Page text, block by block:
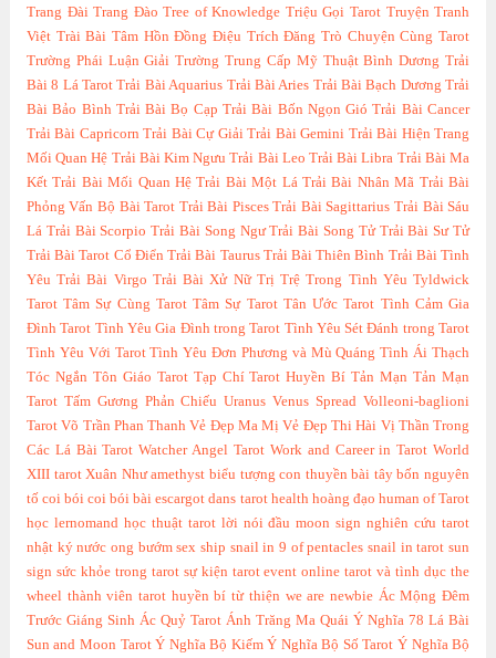
Trang Đài Trang Đào Tree of Knowledge Triệu Gọi Tarot Truyện Tranh
Việt Trài Bài Tâm Hồn Đồng Điệu Trích Đăng Trò Chuyện Cùng Tarot
Trường Phái Luận Giải Trường Trung Cấp Mỹ Thuật Bình Dương Trải
Bài 8 Lá Tarot Trải Bài Aquarius Trải Bài Aries Trải Bài Bạch Dương Trải
Bài Bảo Bình Trải Bài Bọ Cạp Trải Bài Bốn Ngọn Gió Trải Bài Cancer
Trải Bài Capricorn Trải Bài Cự Giải Trải Bài Gemini Trải Bài Hiện Trang
Mối Quan Hệ Trải Bài Kim Ngưu Trải Bài Leo Trải Bài Libra Trải Bài Ma
Kết Trải Bài Mối Quan Hệ Trải Bài Một Lá Trải Bài Nhân Mã Trải Bài
Phỏng Vấn Bộ Bài Tarot Trải Bài Pisces Trải Bài Sagittarius Trải Bài Sáu
Lá Trải Bài Scorpio Trải Bài Song Ngư Trải Bài Song Tử Trải Bài Sư Tử
Trải Bài Tarot Cổ Điển Trải Bài Taurus Trải Bài Thiên Bình Trải Bài Tình
Yêu Trải Bài Virgo Trải Bài Xử Nữ Trị Trệ Trong Tình Yêu Tyldwick
Tarot Tâm Sự Cùng Tarot Tâm Sự Tarot Tân Ước Tarot Tình Cảm Gia
Đình Tarot Tình Yêu Gia Đình trong Tarot Tình Yêu Sét Đánh trong Tarot
Tình Yêu Với Tarot Tình Yêu Đơn Phương và Mù Quáng Tình Ái Thạch
Tóc Ngắn Tôn Giáo Tarot Tạp Chí Tarot Huyền Bí Tản Mạn Tản Mạn
Tarot Tấm Gương Phản Chiếu Uranus Venus Spread Volleoni-baglioni
Tarot Võ Trần Phan Thanh Vẻ Đẹp Ma Mị Vẻ Đẹp Thi Hài Vị Thần Trong
Các Lá Bài Tarot Watcher Angel Tarot Work and Career in Tarot World
XIII tarot Xuân Như amethyst biểu tượng con thuyền bài tây bốn nguyên
tố coi bói coi bói bài escargot dans tarot health hoàng đạo human of Tarot
học lernomand học thuật tarot lời nói đầu moon sign nghiên cứu tarot
nhật ký nước ong bướm sex ship snail in 9 of pentacles snail in tarot sun
sign sức khỏe trong tarot sự kiện tarot event online tarot và tình dục the
wheel thành viên tarot huyền bí từ thiện we are newbie Ác Mộng Đêm
Trước Giáng Sinh Ác Quỷ Tarot Ánh Trăng Ma Quái Ý Nghĩa 78 Lá Bài
Sun and Moon Tarot Ý Nghĩa Bộ Kiếm Ý Nghĩa Bộ Số Tarot Ý Nghĩa Bộ